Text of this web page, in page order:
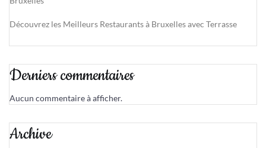
Découvrez les Meilleurs Restaurants à Bruxelles avec Terrasse
Derniers commentaires
Aucun commentaire à afficher.
Archive